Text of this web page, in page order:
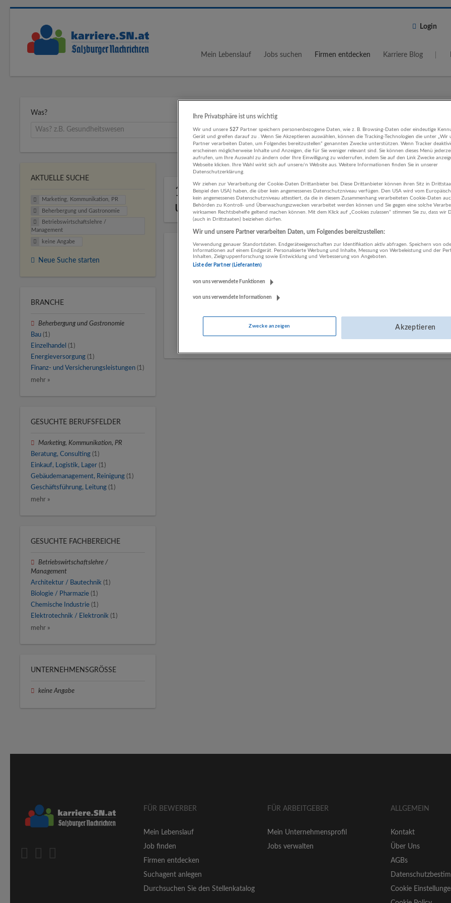
Login
Mein Lebenslauf Jobs suchen Firmen entdecken Karriere Blog
Was? Wo?
5 km
1 Marketing, Kommunikation, PR
und Gastronomie Unternehmen
LUGSTEIN CONSULTING
Bergheim bei Salzburg
Energieversorgung | Finanz- und Versicherungsleistungen |
Gesundheitswesen | Herstellung von Waren | IT-Dienstleistungen |
Öffentliche Verwaltung | Rechtsberatung und Wirtschaftsprüfung |
Sonstige Dienstleistungen | Sozialwesen | Verkehr | Verlagswesen |
AKTUELLE SUCHE
Marketing, Kommunikation, PR
Beherbergung und Gastronomie
Betriebswirtschaftslehre /
Management
keine Angabe
Neue Suche starten
BRANCHE
Beherbergung und Gastronomie
Bau (1)
Einzelhandel (1)
Energieversorgung (1)
Finanz- und Versicherungsleistungen (1)
mehr »
GESUCHTE BERUFSFELDER
Marketing, Kommunikation, PR
Beratung, Consulting (1)
Einkauf, Logistik, Lager (1)
Gebäudemanagement, Reinigung (1)
Geschäftsführung, Leitung (1)
mehr »
GESUCHTE FACHBEREICHE
Betriebswirtschaftslehre /
Management
Architektur / Bautechnik (1)
Biologie / Pharmazie (1)
Chemische Industrie (1)
Elektrotechnik / Elektronik (1)
mehr »
UNTERNEHMENSGRÖSSE
keine Angabe
FÜR BEWERBER
Mein Lebenslauf
Job finden
Firmen entdecken
Suchagent anlegen
Durchsuchen Sie den Stellenkatalog
FÜR ARBEITGEBER
Mein Unternehmensprofil
Jobs verwalten
ALLGEMEIN
Kontakt
Über Uns
AGBs
Cookie
Ihre Privatsphäre ist uns wichtig
Wir und unsere 527 Partner speichern personenbezogene Daten, wie z. B. Browsing-Daten oder eindeutige
Gerät und greifen darauf zu . Wenn Sie Akzeptieren auswählen, können die Tracking-Technologien die unter „Wir
Partner verarbeiten Daten, um Folgendes bereitzustellen“ genannten Zwecke unterstützen. Wenn Tracker
erscheinen möglicherweise Inhalte und Anzeigen, die für Sie weniger relevant sind. Sie können dieses Menü
aufrufen, um Ihre Auswahl zu ändern oder Ihre Einwilligung zu widerrufen, indem Sie auf den Link Zwecke
Webseite klicken. Ihre Wahl wirkt sich auf unsere/n Website aus. Weitere Informationen finden Sie in unserer
Datenschutzerklärung.
Wir ziehen zur Verarbeitung der Cookie-Daten Drittanbieter bei. Diese Drittanbieter können ihren Sitz in
Beispiel den USA) haben, die über kein angemessenes Datenschutzniveau verfügen. Den USA wird vom
kein angemessenes Datenschutzniveau attestiert, da die in diesem Zusammenhang verarbeiteten Cookie-Daten
Behörden zu Kontroll- und Überwachungszwecken verarbeitet werden können und Sie gegen eine solche
wirksamen Rechtsbehelfe geltend machen können. Mit dem Klick auf „Cookies zulassen“ stimmen Sie zu, dass wir
(auch in Drittstaaten) beiziehen dürfen.
Wir und unsere Partner verarbeiten Daten, um Folgendes bereitzustellen:
Verwendung genauer Standortdaten. Endgeräteeigenschaften zur Identifikation aktiv abfragen. Speichern von
Informationen auf einem Endgerät. Personalisierte Werbung und Inhalte, Messung von Werbeleistung und der
Inhalten, Zielgruppenforschung sowie Entwicklung und Verbesserung von Angeboten.
Liste der Partner (Lieferanten)
von uns verwendete Funktionen
von uns verwendete Informationen
Zwecke anzeigen Akzeptieren